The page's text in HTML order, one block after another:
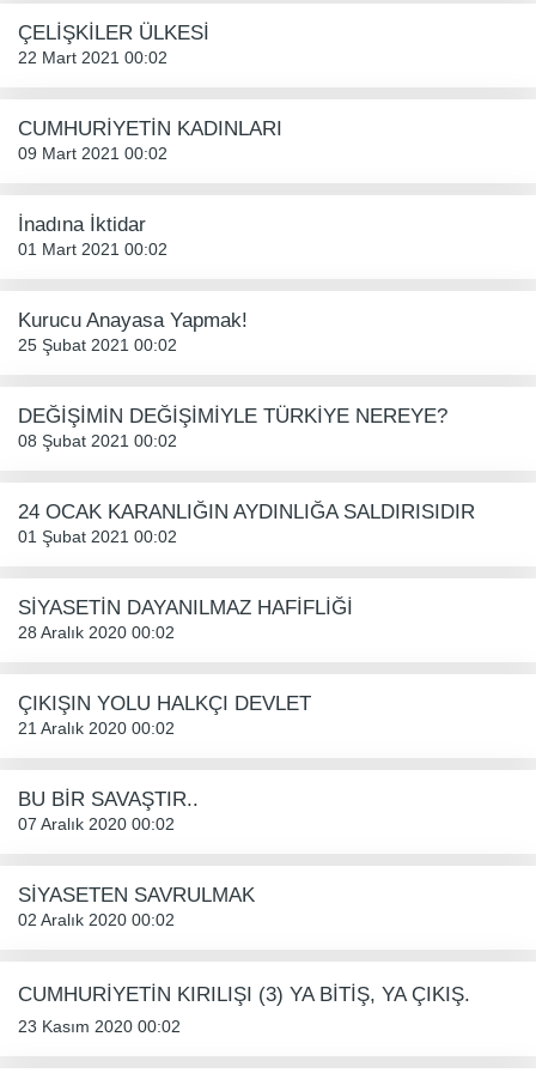
ÇELİŞKİLER ÜLKESİ
22 Mart 2021 00:02
CUMHURİYETİN KADINLARI
09 Mart 2021 00:02
İnadına İktidar
01 Mart 2021 00:02
Kurucu Anayasa Yapmak!
25 Şubat 2021 00:02
DEĞİŞİMİN DEĞİŞİMİYLE TÜRKİYE NEREYE?
08 Şubat 2021 00:02
24 OCAK KARANLIĞIN AYDINLIĞA SALDIRISIDIR
01 Şubat 2021 00:02
SİYASETİN DAYANILMAZ HAFİFLİĞİ
28 Aralık 2020 00:02
ÇIKIŞIN YOLU HALKÇI DEVLET
21 Aralık 2020 00:02
BU BİR SAVAŞTIR..
07 Aralık 2020 00:02
SİYASETEN SAVRULMAK
02 Aralık 2020 00:02
CUMHURİYETİN KIRILIŞI (3) YA BİTİŞ, YA ÇIKIŞ.
23 Kasım 2020 00:02